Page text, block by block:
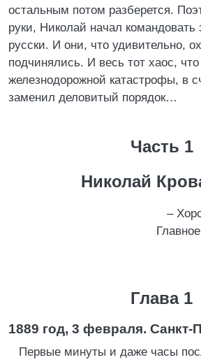
остальным потом разберется.
руки, Николай начал
русски. И они, что удивительно,
подчинялись. И весь тот хаос,
железнодорожной катастрофы, в
заменил деловитый порядок…
Часть 1
Николай
–
Глава 1
1889 год, 3 февраля. Санкт-
Первые минуты и даже часы